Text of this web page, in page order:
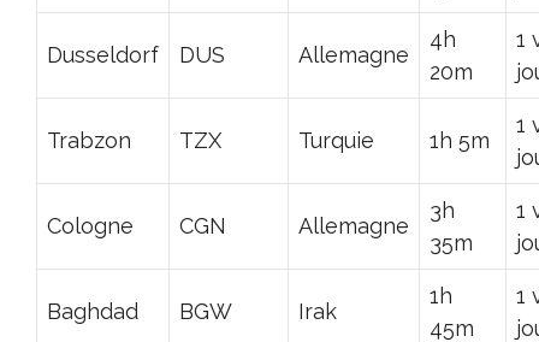
Dusseldorf DUS Allemagne
4h
20m
1
Trabzon TZX Turquie 1h 5m
1
Cologne CGN Allemagne
3h
35m
1
Baghdad BGW Irak
1h
45m
1